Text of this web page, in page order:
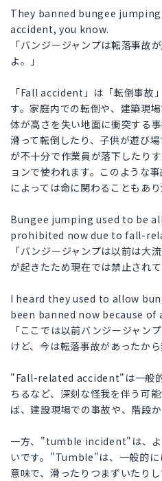
They banned bungee
accident, you know.
「バンジージャンプは転落事故
よ。」
「Fall accident」は「転倒事故
す。家庭内での転倒や、建築現
体が高さを失い地面に衝突する
滑って転倒したり、子供が遊び
が不十分で作業員が落下したり
ョンで使われます。このような
によっては命に関わることもあり
Bungee jumping used to be
prohibited now due to fall-
「バンジージャンプは以前は大
が起きたため現在では禁止されて
I heard they used to allow
been banned now because
「ここでは以前バンジージャン
けど、今は転落事故があったか
"Fall-related accident"は一般
ちるなど、深刻な怪我を伴う可
ば、建設現場での事故や、階段
一方、"tumble incident"は、よ
いです。"Tumble"は、一般的に
意味で、滑ったりつまずいたり